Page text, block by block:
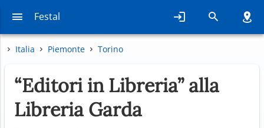
Festal
Italia Piemonte Torino
“Editori in Libreria” alla
Libreria Garda